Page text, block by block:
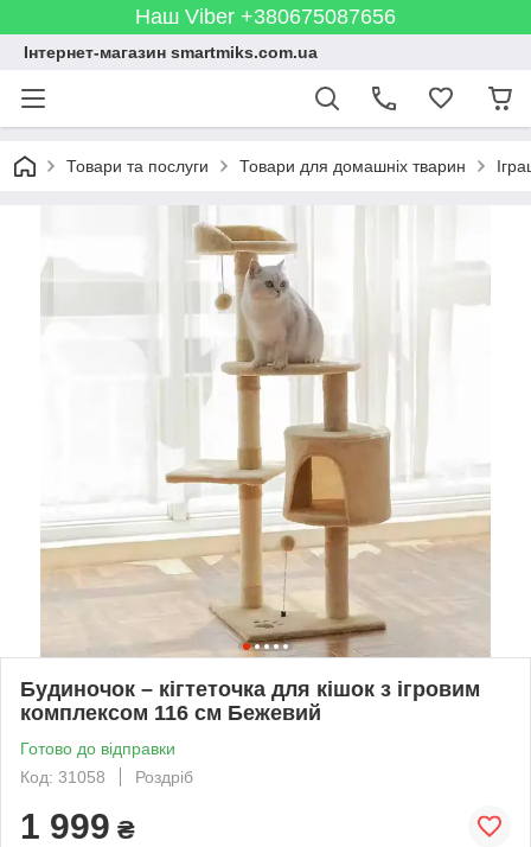
Наш Viber +380675087656
Інтернет-магазин smartmiks.com.ua
Товари та послуги Товари для домашніх тварин
Будиночок – кігтеточка для кішок з ігровим
комплексом 116 см Бежевий
Готово до відправки
Код: 31058
Роздріб
1 999 ₴